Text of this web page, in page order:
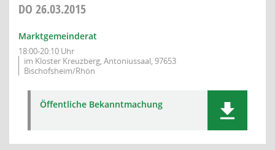
DO 26.03.2015
Marktgemeinderat
18:00-20:10 Uhr
im Kloster Kreuzberg, Antoniussaal, 97653
Bischofsheim/Rhön
Öffentliche Bekanntmachung